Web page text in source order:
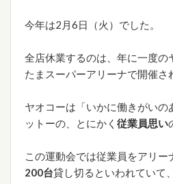
今年は2月6日（火）でした。
全店休業するのは、年に一度の
たまスーパーアリーナで開催さ
ヤオコーは「いかに働きがいの
ットーの、とにかく 従業員思い
この運動会では従業員をアリー
200台貸し切るといわれていて